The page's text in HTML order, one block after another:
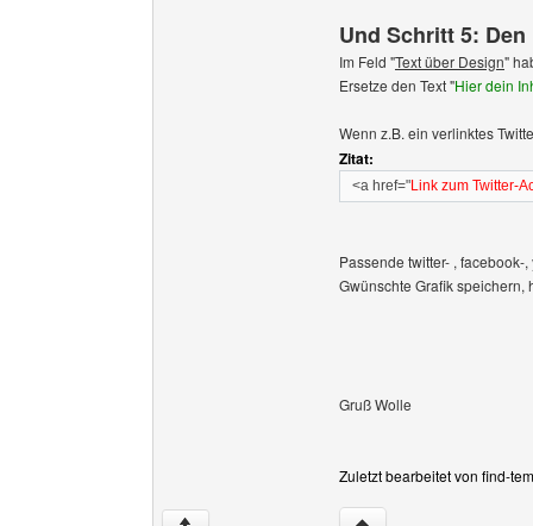
Und Schritt 5:
Im Feld "Text über Design"
Ersetze den Text "Hier dein
Wenn z.B. ein verlinktes
Zitat:
<a href="Link zum Twitter-
Passende twitter- ,
Gwünschte Grafik
Gruß Wolle
Zuletzt bearbeitet von find-